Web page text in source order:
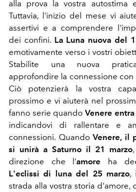
alla prova la vostra autostima
Tuttavia, l'inizio del mese vi
assertivi e a comprendere
dei confini. La Luna nuova del
emotivamente verso i vostri
Stabilite una nuova
approfondire la connessione con
Ciò potenzierà la vostra
prossimo e vi aiuterà nel
fanno serie quando Venere entra
indicandovi di rallentare e
connessioni. QuandoVenere, il
si unirà a Saturno il 21 marzo
direzione che l'amore ha
L'eclissi di luna del 25 marzo,
strada alla vostra storia d'amore,